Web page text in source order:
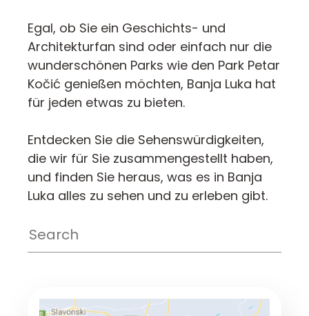
Egal, ob Sie ein Geschichts- und
Architekturfan sind oder einfach nur die
wunderschönen Parks wie den Park Petar
Kočić genießen möchten, Banja Luka hat
für jeden etwas zu bieten.
Entdecken Sie die Sehenswürdigkeiten,
die wir für Sie zusammengestellt haben,
und finden Sie heraus, was es in Banja
Luka alles zu sehen und zu erleben gibt.